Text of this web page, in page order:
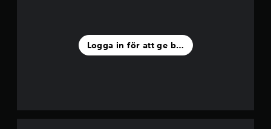
Logga in för att ge betyg